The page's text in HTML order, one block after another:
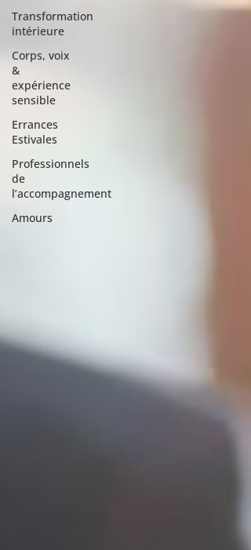
Transformation
intérieure
Corps, voix
&
expérience
sensible
Errances
Estivales
Professionnels
de
l’accompagnement
Amours